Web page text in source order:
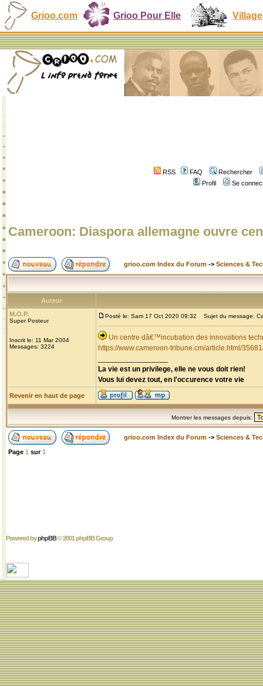
Grioo.com Grioo Pour Elle Village
RSS FAQ
Rechercher
Profil
Se
Cameroon: Diaspora allemagne ouvre
grioo.com Index du Forum -> Sciences &
Auteur
M.O.P.
Super Posteur
Inscrit le: 11 Mar 2004
Messages: 3224
Posté le: Sam 17 Oct 2020 09:32 Sujet du message:
Un centre dâ€™incubation des innovations
https://www.cameroon-tribune.cm/article.html/
La vie est un privilege, elle ne vous doit rien!
Vous lui devez tout, en l'occurence votre vie
Revenir en haut de page
Montrer les messages depuis:
grioo.com Index du Forum -> Sciences &
Page 1 sur1
Powered byphpBB© 2001 phpBB Group